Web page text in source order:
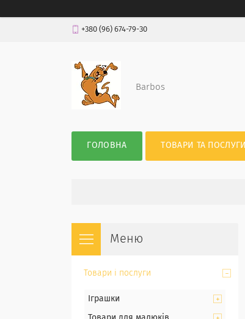
+380 (96) 674-79-30
Barbos
ГОЛОВНА ТОВАРИ ТА ПОСЛУГИ
Товари і послуги
Іграшки